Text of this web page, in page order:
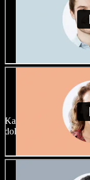
Široký
Každý projekt môže
dolaďte si ich podľa